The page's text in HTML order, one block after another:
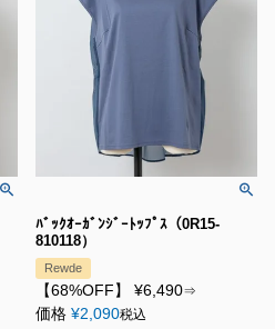
ﾊﾞｯｸｵｰｶﾞﾝｼﾞｰﾄｯﾌﾟｽ（0R15-
810118）
Rewde
【68%OFF】 ¥6,490⇒
価格 ¥2,090税込